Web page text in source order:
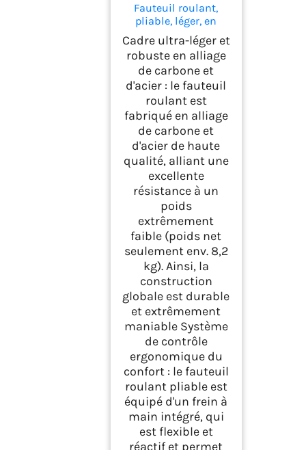
Fauteuil roulant,
pliable, léger, en
aluminium, 8,2 kg,
ultra léger, portable,
avec accoudoirs
pliables et repose-
pieds, pour
personnes
handicapées et
personnes âgées, noir
Cadre ultra-léger et
robuste en alliage
de carbone et
d'acier : le fauteuil
roulant est
fabriqué en alliage
de carbone et
d'acier de haute
qualité, alliant une
excellente
résistance à un
poids
extrêmement
faible (poids net
seulement env. 8,2
kg). Ainsi, la
construction
globale est durable
et extrêmement
maniable Système
de contrôle
ergonomique du
confort : le fauteuil
roulant pliable est
équipé d'un frein à
main intégré, qui
est flexible et
réactif et permet